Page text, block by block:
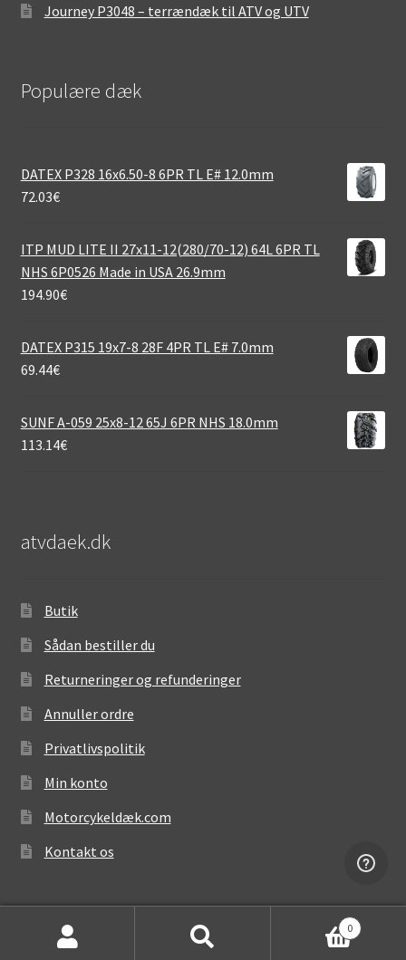
Journey P3048 – terrændæk til ATV og UTV
Populære dæk
DATEX P328 16x6.50-8 6PR TL E# 12.0mm
72.03€
ITP MUD LITE II 27x11-12(280/70-12) 64L 6PR TL
NHS 6P0526 Made in USA 26.9mm
194.90€
DATEX P315 19x7-8 28F 4PR TL E# 7.0mm
69.44€
SUNF A-059 25x8-12 65J 6PR NHS 18.0mm
113.14€
atvdaek.dk
Butik
Sådan bestiller du
Returneringer og refunderinger
Annuller ordre
Privatlivspolitik
Min konto
Motorcykeldæk.com
Kontakt os
0